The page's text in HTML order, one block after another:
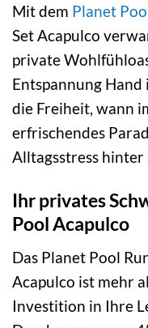
Mit dem Planet
Set Acapulco
private
Entspannung Hand
die Freiheit, wann
erfrischendes
Alltagsstress hinter
Ihr privates
Pool Acapulco
Das Planet Pool
Acapulco ist mehr
Investition in Ihre